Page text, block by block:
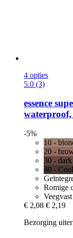
4 opties
5.0 (3)
essence
-5%
10 -
20 -
30 -
40 -
Romige
€ 2,08 € 2,19
Bezorging